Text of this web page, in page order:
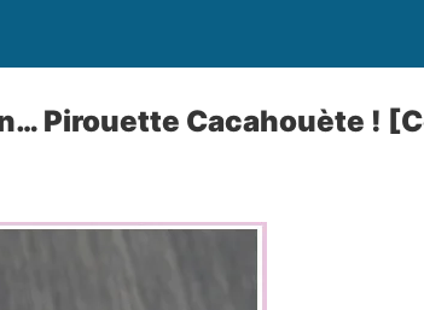
Pirouette Cacahouète !